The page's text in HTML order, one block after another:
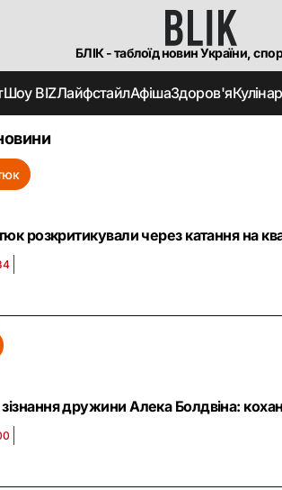
БЛІК - таблоїд новин України,
Шоу BIZЛайфстайлАфішаЗдоров'я
розкритикували через катання на
дружини Алека Болдвіна: